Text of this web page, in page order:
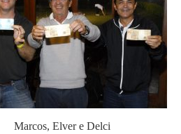
Marcos, Elver e Delci